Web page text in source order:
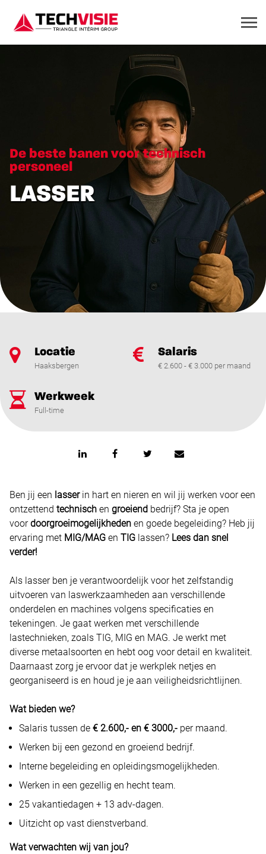
De beste banen voor technisch
personeel
LASSER
Locatie
Haaksbergen
Salaris
€ 2.600 - € 3.000 per maand
Werkweek
Full-time
Ben jij een lasserin hart en nieren en wil jij werken voor een
ontzettend technisch en groeiend bedrijf? Sta je open
voordoorgroeimogelijkheden en goede begeleiding? Heb jij
ervaring met MIG/MAG en TIG lassen? Lees dan snel
verder!
Als lasser ben je verantwoordelijk voor het zelfstandig
uitvoeren van laswerkzaamheden aan verschillende
onderdelen en machines volgens specificaties en
tekeningen. Je gaat werken met verschillende
lastechnieken, zoals TIG, MIG en MAG. Je werkt met
diverse metaalsoorten en hebt oog voor detail en kwaliteit.
Daarnaast zorg je ervoor dat je werkplek netjes en
georganiseerd is en houd je je aan veiligheidsrichtlijnen.
Wat bieden we?
Salaris tussen de € 2.600,- en € 3000,- per maand.
Werken bij een gezond en groeiend bedrijf.
Interne begeleiding en opleidingsmogelijkheden.
Werken in een gezellig en hecht team.
25 vakantiedagen + 13 adv-dagen.
Uitzicht op vast dienstverband.
Wat verwachten wij van jou?